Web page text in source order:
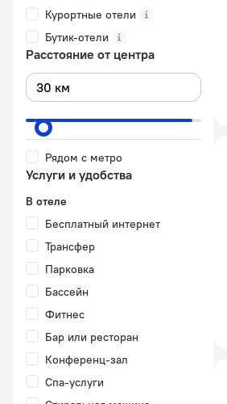
Курортные отели
Бутик-отели
Расстояние от центра
Рядом с метро
Услуги и удобства
В отеле
Бесплатный интернет
Трансфер
Парковка
Бассейн
Фитнес
Бар или ресторан
Конференц-зал
Спа-услуги